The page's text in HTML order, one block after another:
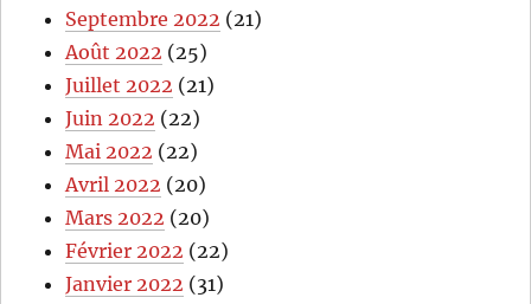
Septembre 2022 (21)
Août 2022 (25)
Juillet 2022 (21)
Juin 2022 (22)
Mai 2022 (22)
Avril 2022 (20)
Mars 2022 (20)
Février 2022 (22)
Janvier 2022 (31)